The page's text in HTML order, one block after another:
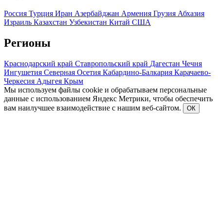
Россия Турция Иран Азербайджан Армения Грузия Абхазия
Израиль Казахстан Узбекистан Китай США
Регионы
Краснодарский край Ставропольский край Дагестан Чечня
Ингушетия Северная Осетия Кабардино-Балкария Карачаево-
Черкесия Адыгея Крым
Мы используем файлы cookie и обрабатываем персональные
данные с использованием Яндекс Метрики, чтобы обеспечить
вам наилучшее взаимодействие с нашим веб-сайтом.
ОК